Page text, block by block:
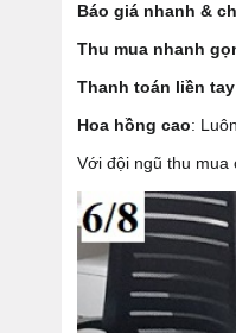
Báo giá nhanh &
Thu mua nhanh
Thanh toán liền tay
Hoa hồng cao:
Với đội ngũ thu mua